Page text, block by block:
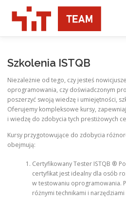
treści
Szkolenia ISTQB
Niezależnie od tego, czy jesteś
oprogramowania, czy doświadczonym
poszerzyć swoją wiedzę i umiejętności,
Oferujemy kompleksowe kursy,
i wiedzę do zdobycia tych prestiżowych
Kursy przygotowujące do zdobycia
obejmują:
Certyfikowany Tester ISTQB ®
certyfikat jest idealny dla osób
w testowaniu oprogramowania.
różnymi technikami i